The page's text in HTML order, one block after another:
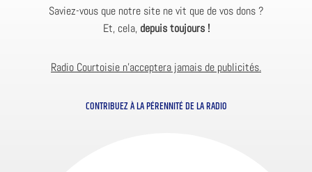
Saviez-vous que notre site ne vit que de vos dons ?
Et, cela, depuis toujours !
Radio Courtoisie n’acceptera jamais de publicités.
CONTRIBUEZ À LA PÉRENNITÉ DE LA RADIO